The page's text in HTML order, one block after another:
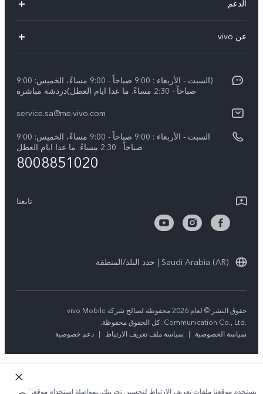
Y39 5G
V40 5G
V40 Lite 5G
الدعم
Funtouch OS
بيان الخصوصية بشأن خدمة العملاء
تنزيل جداول LUT لاستعادة السجل
عن vivo
الأخبار
الإشعارات القانونية
نبذة عنا
الأخبار
(السبت - الأربعاء : 9:00 صباحاً - 9:00 مساءً، الخميس: 9:00
صباحاً - 2:30 مساءً. ما عدا ايام العطل)دردشة مباشرة
service.sa@me.vivo.com
السبت - الأربعاء : 9:00 صباحاً - 9:00 مساءً، الخميس: 9:00
صباحاً - 2:30 مساءً. ما عدا ايام العطل
8008851020
تابعنا
Saudi Arabia (AR) | حدد البلد/المنطقة
حقوق النشر © لعام 2026 محفوظة لصالح شركة vivo Mobile
Communication Co., Ltd.‎. كل الحقوق محفوظة.
سياسة الخصوصية
| سياسة ملف تعريف الارتباط | دعم خصوصية
يستخدم موقعنا ملفات تعريف الارتباط لتحسين تجربتك. بمواصلة استخدام موقعنا؛